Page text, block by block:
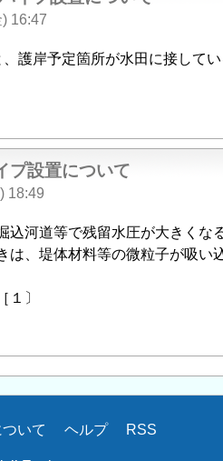
16:47
護岸予定箇所が水田に接して
プ設置について
18:49
込河道等で残留水圧が大きくな
は、堤体材料等の微粒子が吸い
〕
いて ヘルプ RSS